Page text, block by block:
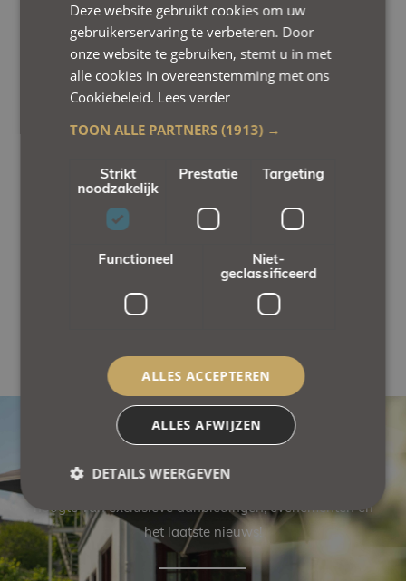
We hebben genoten van ons verblijf in dit hotel.
De kamer (Fabulous Valley) met uitzicht op het
riviertje de Gulp was heel leuk ingericht. Het bed
(boxspring) sliep heerlijk. Op de begane grond is
ontbijtbuffet is goed voorzien en wordt op tijd
wordt op verzoek aan tafel geserveerd. We
hebben op 1 avond genoten van fine dining, het
hotel is een aanrader.
BLIJF IN CONTACT
Schrijf u in voor onze nieuwsbrief en blijf als eerste op de
hoogte van exclusieve aanbiedingen, evenementen en
het laatste nieuws!
Deze website gebruikt cookies om uw
gebruikerservaring te verbeteren. Door
onze website te gebruiken, stemt u in met
alle cookies in overeenstemming met ons
Cookiebeleid. Lees verder
TOON ALLE PARTNERS(1913) →
Strikt
noodzakelijk
Prestatie Targeting
Functioneel
Niet-
geclassificeerd
ALLES ACCEPTEREN
ALLES AFWIJZEN
DETAILS WEERGEVEN